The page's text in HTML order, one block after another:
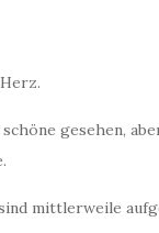
gesehen,
mittlerweile